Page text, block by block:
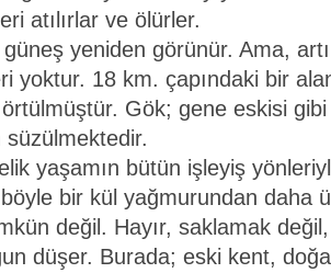
atılırlar ve ölürler.
yeniden görünür. Ama,
yoktur. 18 km. çapındaki bir
Gök; gene eskisi gibi
yaşamın bütün işleyiş
bir kül yağmurundan daha
değil. Hayır, saklamak
düşer. Burada; eski kent,